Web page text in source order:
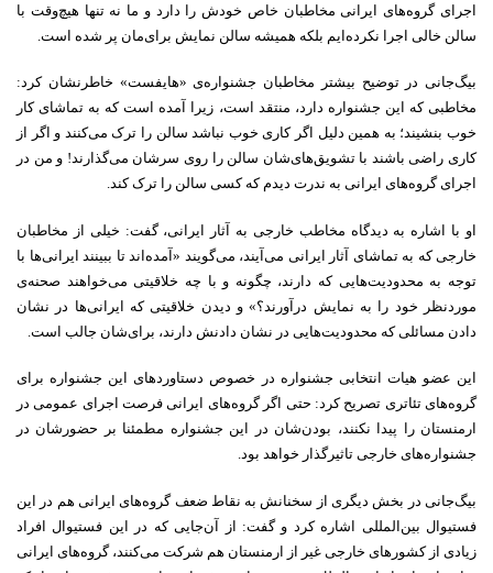
اجرای گروه‌های ایرانی مخاطبان خاص خودش را دارد و ما نه تنها هیچ‌وقت با
سالن خالی اجرا نکرده‌ایم بلکه همیشه سالن نمایش برای‌مان پر شده است.
بیگ‌جانی در توضیح بیشتر مخاطبان جشنواره‌ی «هایفست» خاطرنشان کرد:
مخاطبی که این جشنواره دارد، منتقد است، زیرا آمده است که به تماشای کار
خوب بنشیند؛ به همین دلیل اگر کاری خوب نباشد سالن را ترک می‌کنند و اگر از
کاری راضی باشند با تشویق‌های‌شان سالن را روی سرشان می‌گذارند! و من در
اجرای گروه‌های ایرانی به ندرت دیدم که کسی سالن را ترک کند.
او با اشاره به دیدگاه مخاطب خارجی به آثار ایرانی، گفت: خیلی از مخاطبان
خارجی که به تماشای آثار ایرانی می‌آیند، می‌گویند «آمده‌اند تا ببینند ایرانی‌ها با
توجه به محدودیت‌هایی که دارند، چگونه و با چه خلاقیتی می‌خواهند صحنه‌ی
موردنظر خود را به نمایش درآورند؟» و دیدن خلاقیتی که ایرانی‌ها در نشان
دادن مسائلی که محدودیت‌هایی در نشان دادنش دارند، برای‌شان جالب است.
این عضو هیات انتخابی جشنواره در خصوص دستاوردهای این جشنواره برای
گروه‌های تئاتری تصریح کرد: حتی اگر گروه‌های ایرانی فرصت اجرای عمومی در
ارمنستان را پیدا نکنند، بودن‌شان در این جشنواره مطمئنا بر حضورشان در
جشنواره‌های خارجی تاثیرگذار خواهد بود.
بیگ‌جانی در بخش دیگری از سخنانش به نقاط ضعف گروه‌های ایرانی هم در این
فستیوال بین‌المللی اشاره کرد و گفت: از آن‌جایی که در این فستیوال افراد
زیادی از کشورهای خارجی غیر از ارمنستان هم شرکت می‌کنند، گرو‌ه‌های ایرانی